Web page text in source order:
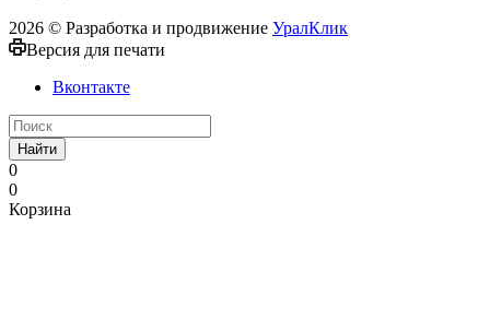
2026 © Разработка и продвижение УралКлик
Версия для печати
Вконтакте
Найти
0
0
Корзина